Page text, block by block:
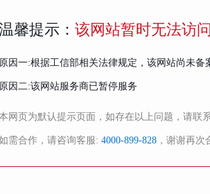
馨提示： 该网站暂时无法访问
因一:根据工信部相关法律规定，该网站尚未备
因二:该网站服务商已暂停服务
网页为默认提示页面，如存在以上问题，请联
需合作，请咨询客服: 4000-899-828 ，谢谢再次